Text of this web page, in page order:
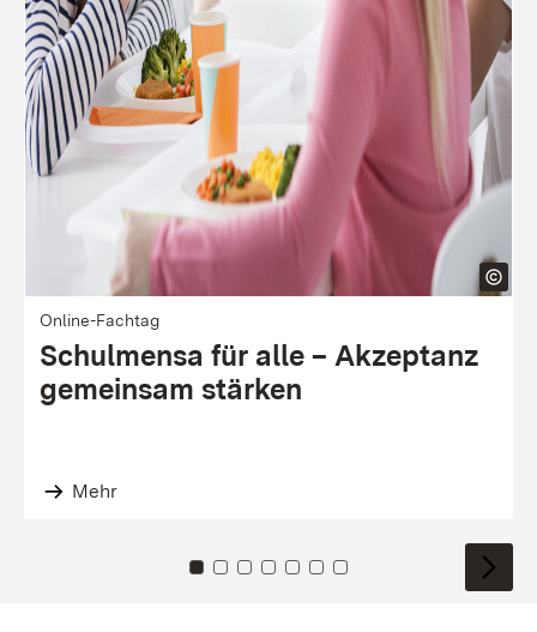
Online-Fachtag
Schulmensa für alle – Akzeptanz
gemeinsam stärken
Mehr
Zu Kachel: 0
Zu Kachel: 1
Zu Kachel: 2
Zu Kachel: 3
Zu Kachel: 4
Zu Kachel: 5
Zu Kachel: 6